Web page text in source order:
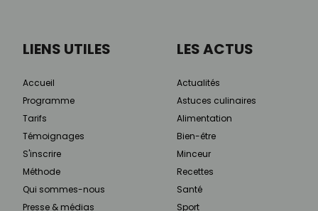
LIENS UTILES
Accueil
Programme
Tarifs
Témoignages
S'inscrire
Méthode
Qui sommes-nous
Presse & médias
LES ACTUS
Actualités
Astuces culinaires
Alimentation
Bien-être
Minceur
Recettes
Santé
Sport